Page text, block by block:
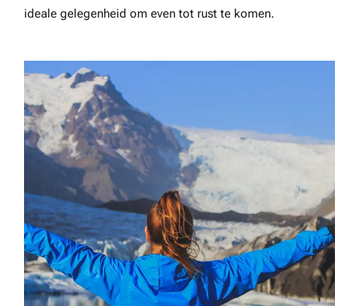
ideale gelegenheid om even tot rust te komen.